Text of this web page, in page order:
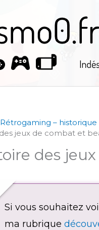
Rétrogaming –
des jeux de combat et
des
Si vous souhaitez
ma rubrique